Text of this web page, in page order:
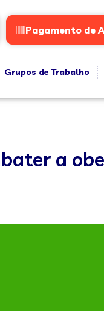
Pagamento de
Grupos de Trabalho
a